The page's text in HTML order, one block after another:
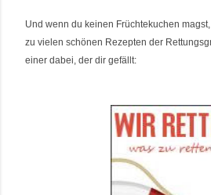
Und wenn du keinen Früchtekuchen
zu vielen schönen Rezepten der
einer dabei, der dir gefällt: